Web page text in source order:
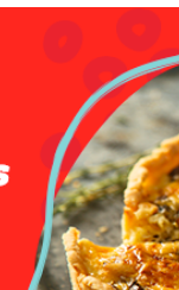
Cookies
Necessários
Estes cookies
não são
opcionais. Eles
são necessários